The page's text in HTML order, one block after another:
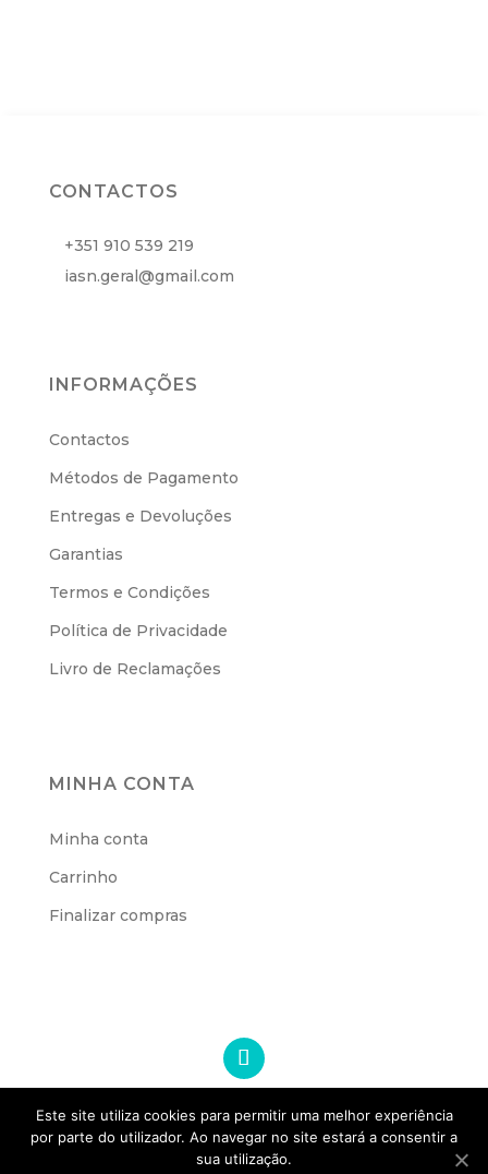
CONTACTOS
+351 910 539 219
iasn.geral@gmail.com
INFORMAÇÕES
Contactos
Métodos de Pagamento
Entregas e Devoluções
Garantias
Termos e Condições
Política de Privacidade
Livro de Reclamações
MINHA CONTA
Minha conta
Carrinho
Finalizar compras
Este site utiliza cookies para permitir uma melhor experiência
por parte do utilizador. Ao navegar no site estará a consentir a
sua utilização.